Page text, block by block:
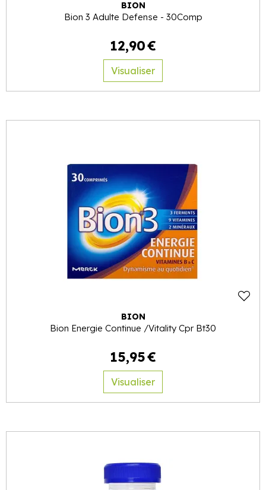
BION
Bion 3 Adulte Defense - 30Comp
12,90€
Visualiser
BION
Bion Energie Continue /Vitality Cpr Bt30
15,95€
Visualiser